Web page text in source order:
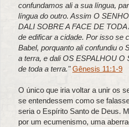
confundamos ali a sua língua,
língua do outro. Assim O
DALI SOBRE A FACE DE
de edificar a cidade. Por isso se
Babel, porquanto ali confundiu o
a terra, e dali OS ESPALHOU O
de toda a terra." Gênesis 11:1-9
O único que iria voltar a unir os
se entendessem como se
seria o Espírito Santo de Deus.
por um ecumenismo, uma